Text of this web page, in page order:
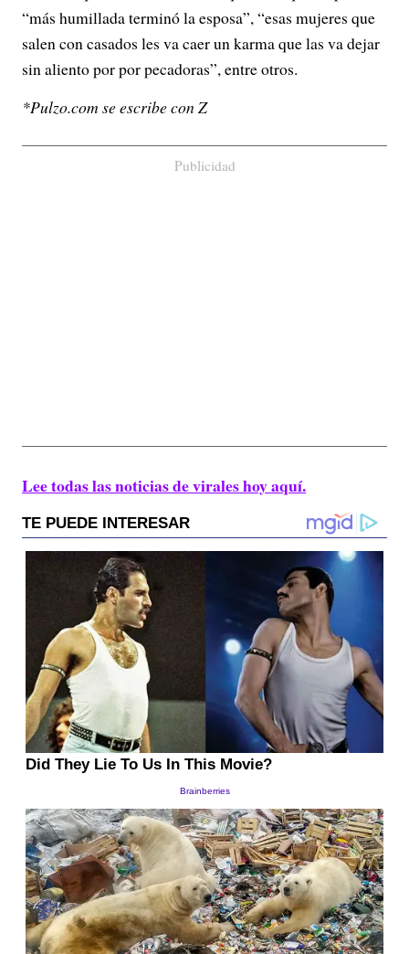
“más humillada terminó la esposa”, “esas mujeres que
salen con casados les va caer un karma que las va dejar
sin aliento por por pecadoras”, entre otros.
*Pulzo.com se escribe con Z
Publicidad
Lee todas las noticias de virales hoy aquí.